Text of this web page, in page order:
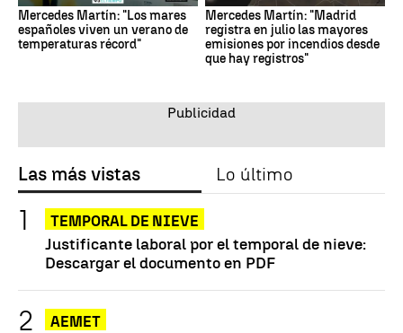
Mercedes Martín: "Los mares
españoles viven un verano de
temperaturas récord"
Mercedes Martín: "Madrid
registra en julio las mayores
emisiones por incendios desde
que hay registros"
Las más vistas Lo último
TEMPORAL DE NIEVE
Justificante laboral por el temporal de nieve:
Descargar el documento en PDF
AEMET